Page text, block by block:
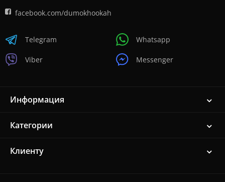
facebook.com/dumokhookah
Telegram
Viber
Whatsapp
Messenger
Информация
Категории
Клиенту